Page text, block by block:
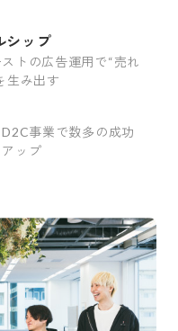
シップ
トの広告運用で“売れ
生み出す
事業で数多の成功
ップ